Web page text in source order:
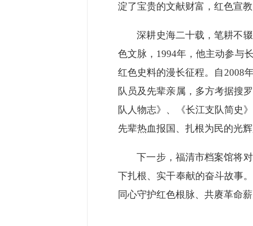
淀了宝贵的文献财富，红色宣
深耕史海二十载，笔耕不
色文脉， 1994年，他主动参与
红色史料的漫长征程。自2008
队员及先辈亲属，多方考据搜
队人物志》、《长江支队简史
先辈热血报国、扎根为民的光
下一步，福清市档案馆将
下扎根、实干奉献的奋斗故事
同心守护红色根脉、共赓革命